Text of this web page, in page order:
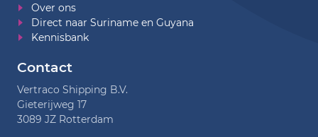
Over ons
Direct naar Suriname en Guyana
Kennisbank
Contact
Vertraco Shipping B.V.
Gieterijweg 17
3089 JZ Rotterdam